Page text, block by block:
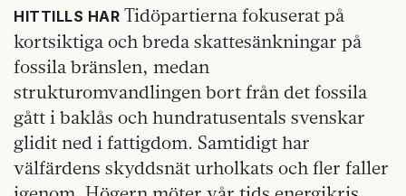
HITTILLS HAR Tidöpartierna fokuserat på
kortsiktiga och breda skattesänkningar på
fossila bränslen, medan
strukturomvandlingen bort från det fossila
gått i baklås och hundratusentals svenskar
glidit ned i fattigdom. Samtidigt har
välfärdens skyddsnät urholkats och fler faller